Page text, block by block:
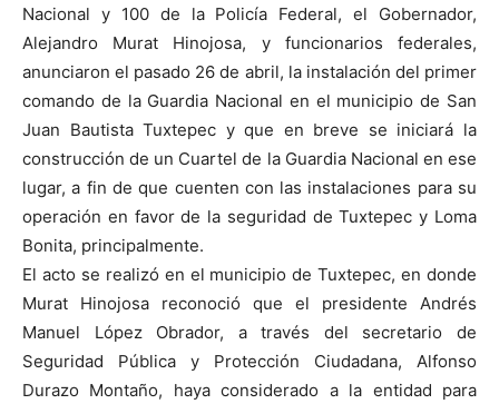
Nacional y 100 de la Policía Federal, el Gobernador,
Alejandro Murat Hinojosa, y funcionarios federales,
anunciaron el pasado 26 de abril, la instalación del primer
comando de la Guardia Nacional en el municipio de San
Juan Bautista Tuxtepec y que en breve se iniciará la
construcción de un Cuartel de la Guardia Nacional en ese
lugar, a fin de que cuenten con las instalaciones para su
operación en favor de la seguridad de Tuxtepec y Loma
Bonita, principalmente.
El acto se realizó en el municipio de Tuxtepec, en donde
Murat Hinojosa reconoció que el presidente Andrés
Manuel López Obrador, a través del secretario de
Seguridad Pública y Protección Ciudadana, Alfonso
Durazo Montaño, haya considerado a la entidad para